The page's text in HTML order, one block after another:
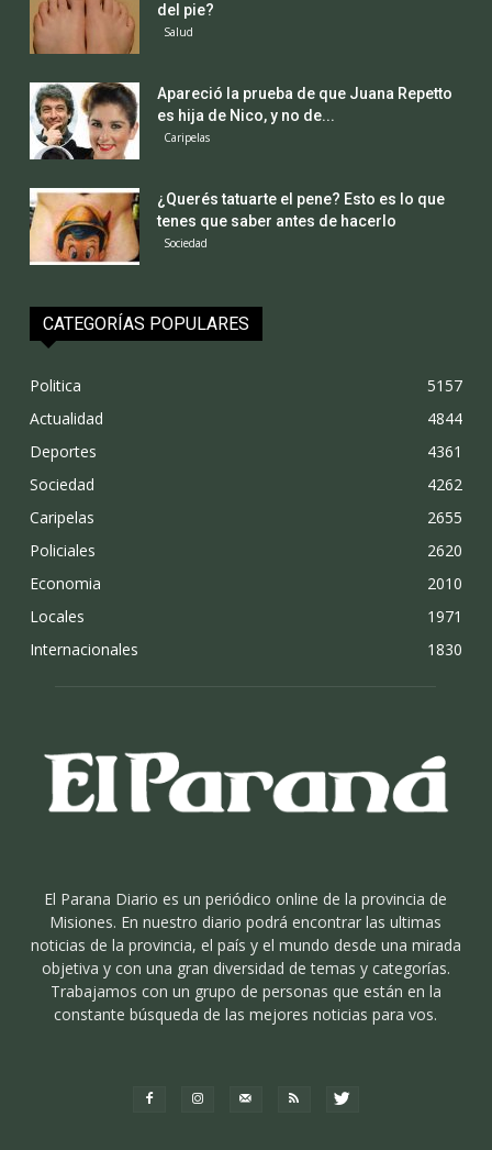
del pie?
Salud
Apareció la prueba de que Juana Repetto
es hija de Nico, y no de...
Caripelas
¿Querés tatuarte el pene? Esto es lo que
tenes que saber antes de hacerlo
Sociedad
CATEGORÍAS POPULARES
Politica
5157
Actualidad
4844
Deportes
4361
Sociedad
4262
Caripelas
2655
Policiales
2620
Economia
2010
Locales
1971
Internacionales
1830
El Parana Diario es un periódico online de la provincia de
Misiones. En nuestro diario podrá encontrar las ultimas
noticias de la provincia, el país y el mundo desde una mirada
objetiva y con una gran diversidad de temas y categorías.
Trabajamos con un grupo de personas que están en la
constante búsqueda de las mejores noticias para vos.